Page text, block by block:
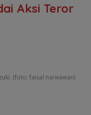
Aksi Teror
(foto: faisal narwawan)